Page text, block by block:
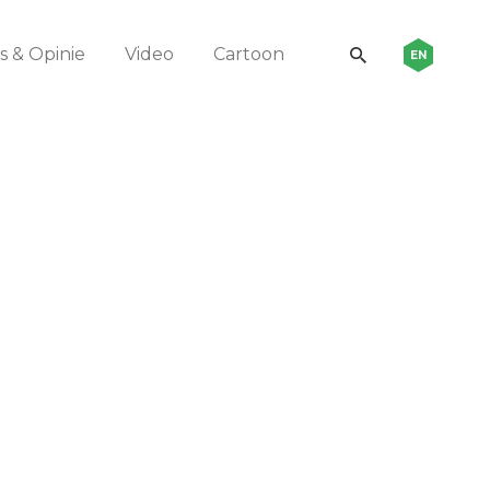
& Opinie Video Cartoon EN